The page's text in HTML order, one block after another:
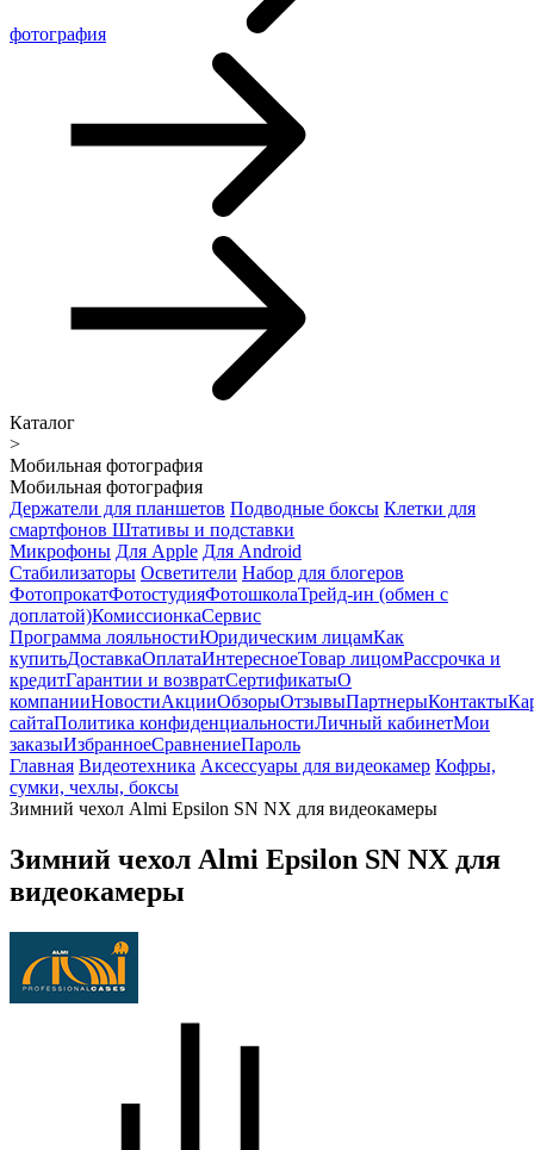
фотография
Каталог
>
Мобильная фотография
Мобильная фотография
Держатели для планшетов Подводные боксы Клетки для
смартфонов Штативы и подставки
Микрофоны Для Apple Для Android
Стабилизаторы Осветители Набор для блогеров
ФотопрокатФотостудияФотошколаТрейд-ин (обмен с
доплатой)КомиссионкаСервис
Программа лояльностиЮридическим лицамКак
купитьДоставкаОплатаИнтересноеТовар лицомРассрочка и
кредитГарантии и возвратСертификатыО
компанииНовостиАкцииОбзорыОтзывыПартнерыКонтакты
сайтаПолитика конфиденциальностиЛичный кабинетМои
заказыИзбранноеСравнениеПароль
Главная Видеотехника Аксессуары для видеокамер Кофры,
сумки, чехлы, боксы
Зимний чехол Almi Epsilon SN NX для видеокамеры
Зимний чехол Almi Epsilon SN NX для
видеокамеры